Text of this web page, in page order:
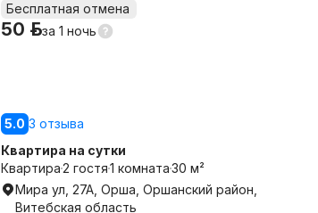
Бесплатная отмена
50 р.за 1 ночь
5.0 3 отзыва
Квартира на сутки
Квартира2 гостя1 комната30 м²
Мира ул, 27А, Орша, Оршанский район,
Витебская область